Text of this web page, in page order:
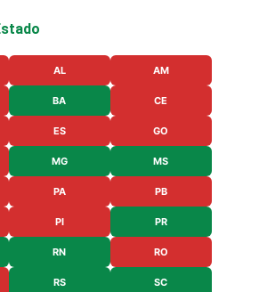
AL AM
BA CE
ES GO
MG MS
PA PB
PI PR
RN RO
RS SC